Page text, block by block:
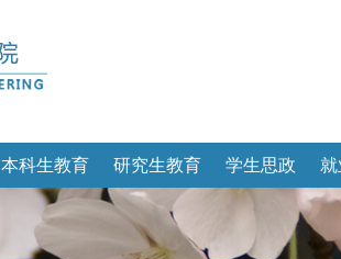
本科生教育 研究生教育 学生思政